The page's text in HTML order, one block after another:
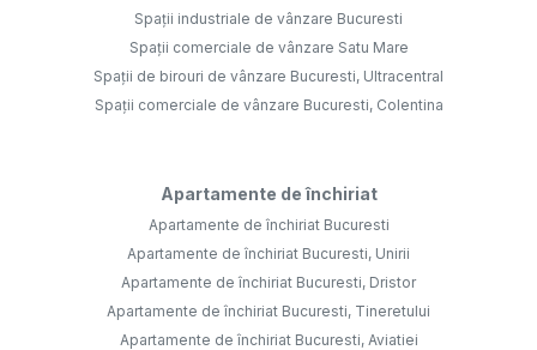
Spații industriale de vânzare Bucuresti
Spații comerciale de vânzare Satu Mare
Spații de birouri de vânzare Bucuresti, Ultracentral
Spații comerciale de vânzare Bucuresti, Colentina
Apartamente de închiriat
Apartamente de închiriat Bucuresti
Apartamente de închiriat Bucuresti, Unirii
Apartamente de închiriat Bucuresti, Dristor
Apartamente de închiriat Bucuresti, Tineretului
Apartamente de închiriat Bucuresti, Aviatiei